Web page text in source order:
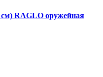
см) RAGLO оружейная